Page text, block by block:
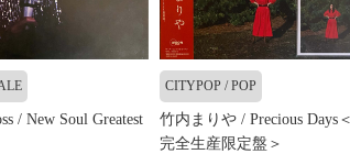
/ New Soul Greatest
CITYPOP / POP
竹内まりや / Precious Days
完全生産限定盤＞